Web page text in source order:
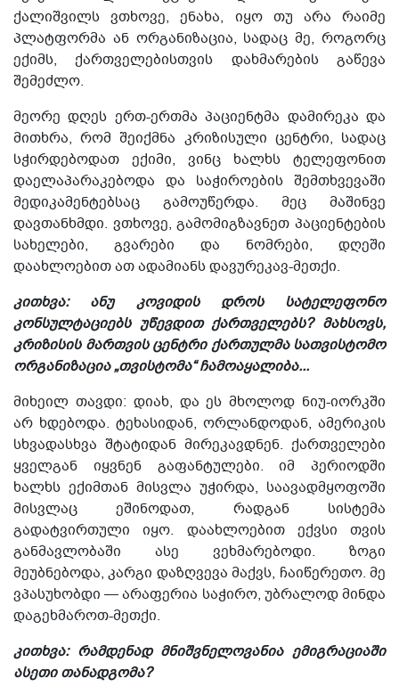
ქალიშვილს ვთხოვე, ენახა, იყო თუ არა რაიმე
პლატფორმა ან ორგანიზაცია, სადაც მე, როგორც
ექიმს, ქართველებისთვის დახმარების გაწევა
შემეძლო.
მეორე დღეს ერთ-ერთმა პაციენტმა დამირეკა და
მითხრა, რომ შეიქმნა კრიზისული ცენტრი, სადაც
სჭირდებოდათ ექიმი, ვინც ხალხს ტელეფონით
დაელაპარაკებოდა და საჭიროების შემთხვევაში
მედიკამენტებსაც გამოუწერდა. მეც მაშინვე
დავთანხმდი. ვთხოვე, გამომიგზავნეთ პაციენტების
სახელები, გვარები და ნომრები, დღეში
დაახლოებით ათ ადამიანს დავურეკავ-მეთქი.
კითხვა: ანუ კოვიდის დროს სატელეფონო
კონსულტაციებს უწევდით ქართველებს? მახსოვს,
კრიზისის მართვის ცენტრი ქართულმა სათვისტომო
ორგანიზაცია „თვისტომა“ ჩამოაყალიბა...
მიხეილ თავდი: დიახ, და ეს მხოლოდ ნიუ-იორკში
არ ხდებოდა. ტეხასიდან, ორლანდოდან, ამერიკის
სხვადასხვა შტატიდან მირეკავდნენ. ქართველები
ყველგან იყვნენ გაფანტულები. იმ პერიოდში
ხალხს ექიმთან მისვლა უჭირდა, საავადმყოფოში
მისვლაც ეშინოდათ, რადგან სისტემა
გადატვირთული იყო. დაახლოებით ექვსი თვის
განმავლობაში ასე ვეხმარებოდი. ზოგი
მეუბნებოდა, კარგი დაზღვევა მაქვს, ჩაიწერეთო. მე
ვპასუხობდი — არაფერია საჭირო, უბრალოდ მინდა
დაგეხმაროთ-მეთქი.
კითხვა: რამდენად მნიშვნელოვანია ემიგრაციაში
ასეთი თანადგომა?